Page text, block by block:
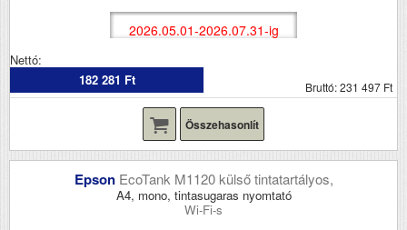
2026.05.01-2026.07.31-ig
Nettó:
182 281 Ft
Bruttó: 231 497 Ft
Összehasonlít
Epson EcoTank M1120 külső tintatartályos,
A4, mono, tintasugaras nyomtató
Wi-Fi-s